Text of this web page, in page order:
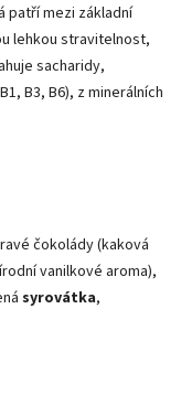
mezi základní
lehkou stravitelnost,
sacharidy,
B3, B6), z minerálních
čokolády (kaková
vanilkové aroma),
syrovátka,